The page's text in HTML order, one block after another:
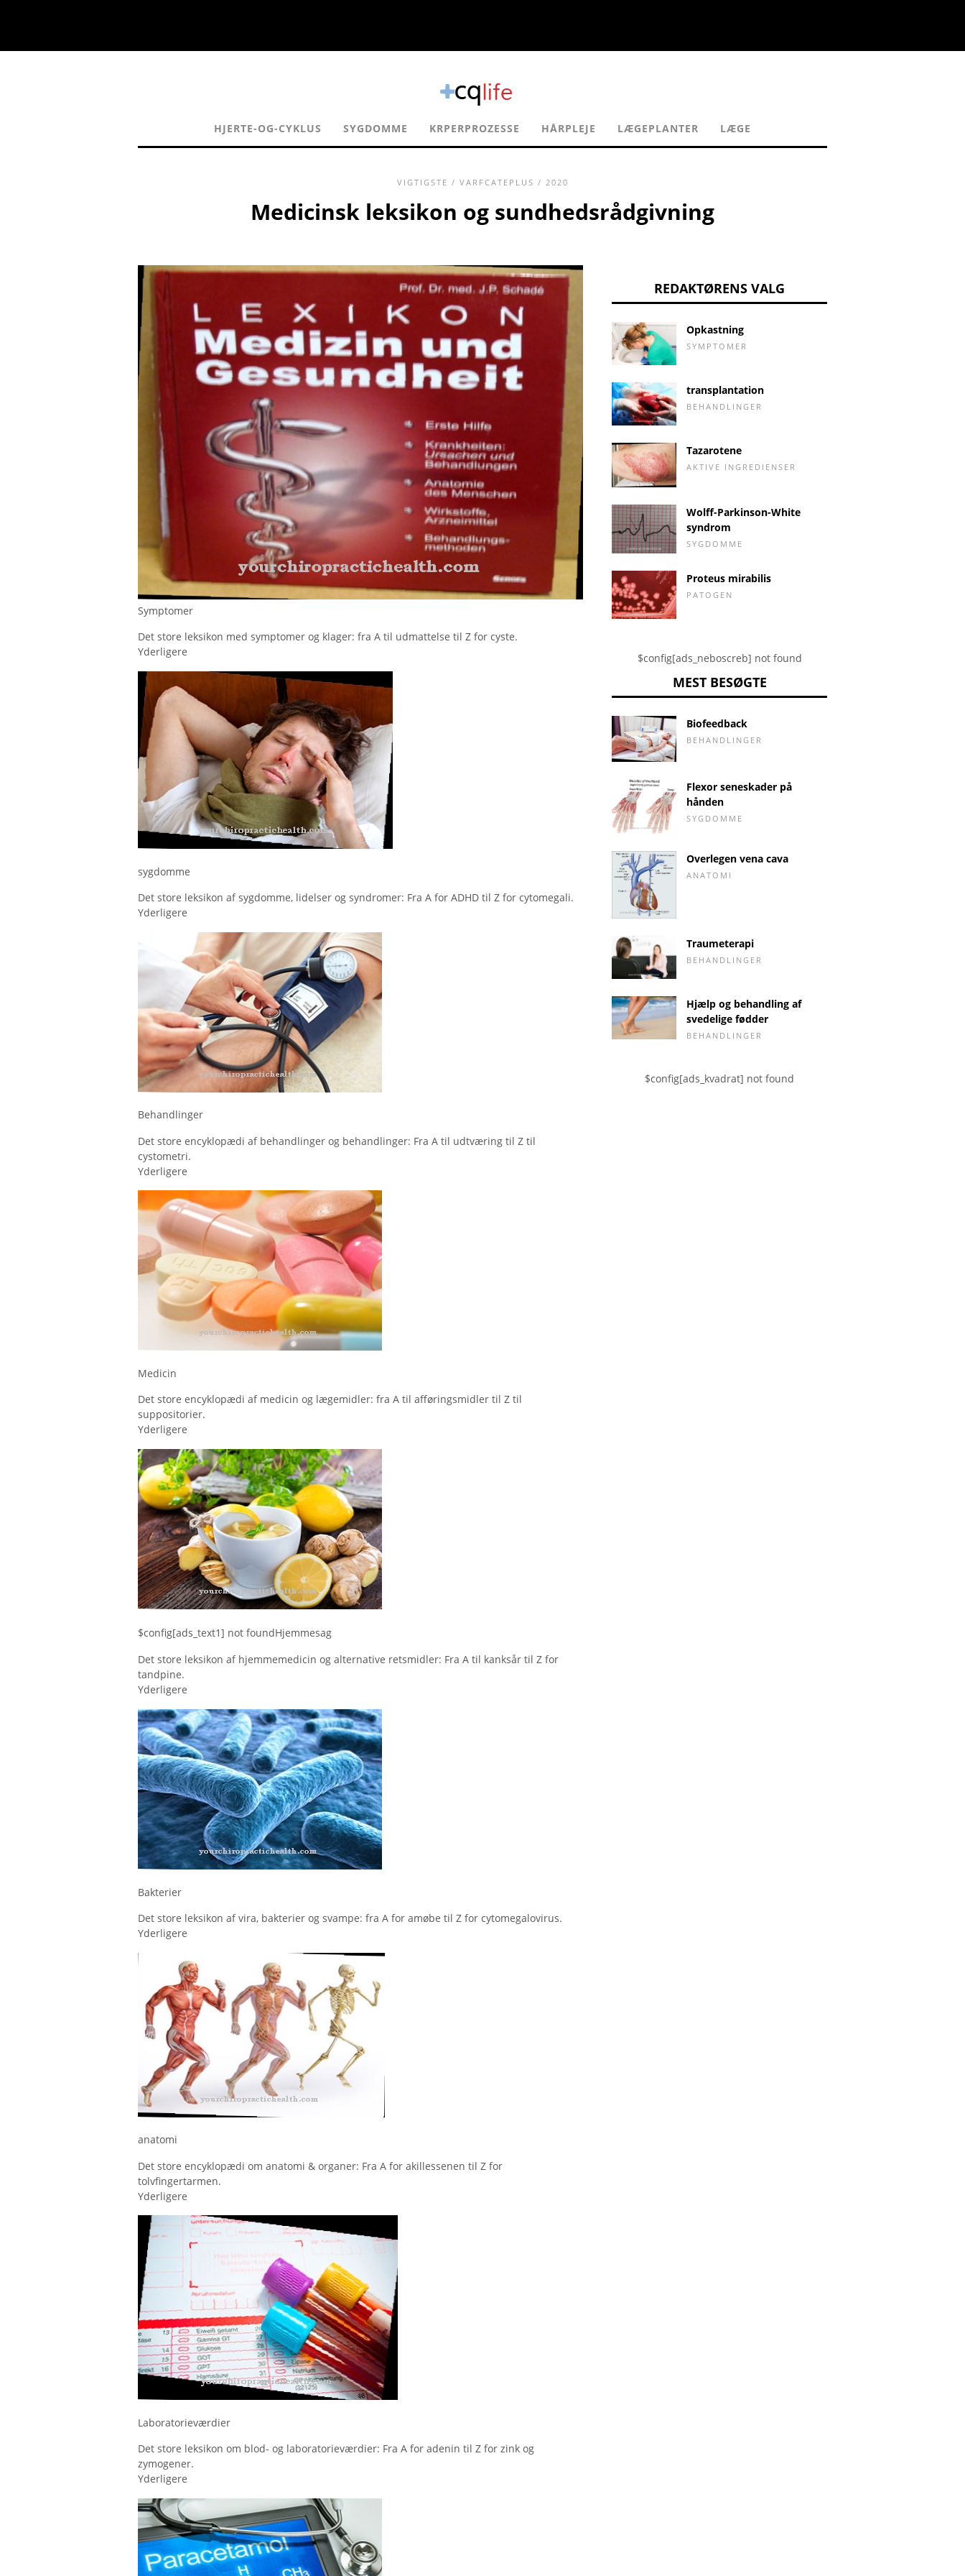
HJERTE-OG-CYKLUS SYGDOMME KRPERPROZESSE HÅRPLEJE LÆGEPLANTER LÆGE
VIGTIGSTE / VARFCATEPLUS / 2020
Medicinsk leksikon og sundhedsrådgivning
Symptomer
Det store leksikon med symptomer og klager: fra A til udmattelse til Z for cyste.
Yderligere
sygdomme
Det store leksikon af sygdomme, lidelser og syndromer: Fra A for ADHD til Z for cytomegali.
Yderligere
Behandlinger
Det store encyklopædi af behandlinger og behandlinger: Fra A til udtværing til Z til
cystometri.
Yderligere
Medicin
Det store encyklopædi af medicin og lægemidler: fra A til afføringsmidler til Z til
suppositorier.
Yderligere
$config[ads_text1] not foundHjemmesag
Det store leksikon af hjemmemedicin og alternative retsmidler: Fra A til kanksår til Z for
tandpine.
Yderligere
Bakterier
Det store leksikon af vira, bakterier og svampe: fra A for amøbe til Z for cytomegalovirus.
Yderligere
anatomi
Det store encyklopædi om anatomi & organer: Fra A for akillessenen til Z for
tolvfingertarmen.
Yderligere
Laboratorieværdier
Det store leksikon om blod- og laboratorieværdier: Fra A for adenin til Z for zink og
zymogener.
Yderligere
REDAKTØRENS VALG
Opkastning
SYMPTOMER
transplantation
BEHANDLINGER
Tazarotene
AKTIVE INGREDIENSER
Wolff-Parkinson-White
syndrom
SYGDOMME
Proteus mirabilis
PATOGEN
$config[ads_neboscreb] not found
MEST BESØGTE
Biofeedback
BEHANDLINGER
Flexor seneskader på
hånden
SYGDOMME
Overlegen vena cava
ANATOMI
Traumeterapi
BEHANDLINGER
Hjælp og behandling af
svedelige fødder
BEHANDLINGER
$config[ads_kvadrat] not found